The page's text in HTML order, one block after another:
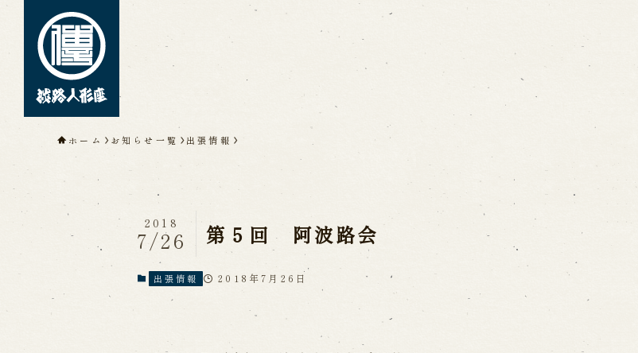
淡路人形座について
人間国宝 故鶴澤友路師匠
淡路人形浄瑠璃を受け継いで
公演情報
近日開催の公演
よくある
お電話で
予約
ホーム お知らせ一覧 出張情報
第５回 阿波路会
2018
7/26
出張情報 2018年7月26日